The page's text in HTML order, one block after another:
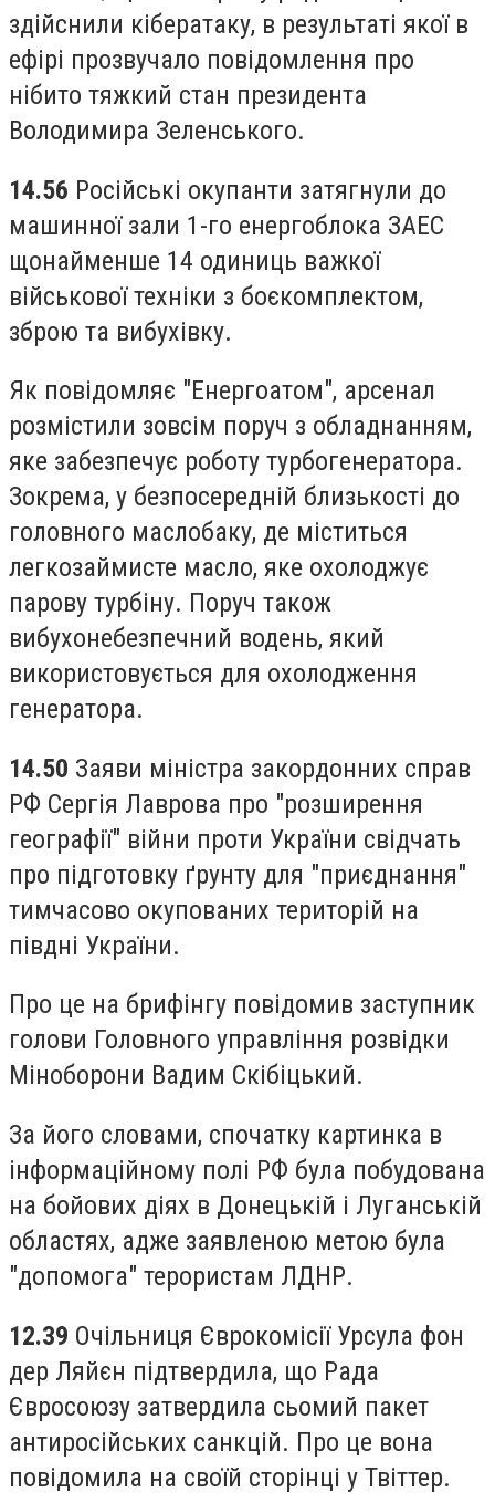
здійснили кібератаку, в результаті якої в
ефірі прозвучало повідомлення про
нібито тяжкий стан президента
Володимира Зеленського.
14.56 Російські окупанти затягнули до
машинної зали 1-го енергоблока ЗАЕС
щонайменше 14 одиниць важкої
військової техніки з боєкомплектом,
зброю та вибухівку.
Як повідомляє "Енергоатом", арсенал
розмістили зовсім поруч з обладнанням,
яке забезпечує роботу турбогенератора.
Зокрема, у безпосередній близькості до
головного маслобаку, де міститься
легкозаймисте масло, яке охолоджує
парову турбіну. Поруч також
вибухонебезпечний водень, який
використовується для охолодження
генератора.
14.50 Заяви міністра закордонних справ
РФ Сергія Лаврова про "розширення
географії" війни проти України свідчать
про підготовку ґрунту для "приєднання"
тимчасово окупованих територій на
півдні України.
Про це на брифінгу повідомив заступник
голови Головного управління розвідки
Міноборони Вадим Скібіцький.
За його словами, спочатку картинка в
інформаційному полі РФ була побудована
на бойових діях в Донецькій і Луганській
областях, адже заявленою метою була
"допомога" терористам ЛДНР.
12.39 Очільниця Єврокомісії Урсула фон
дер Ляйєн підтвердила, що Рада
Євросоюзу затвердила сьомий пакет
антиросійських санкцій. Про це вона
повідомила на своїй сторінці у Твіттер.